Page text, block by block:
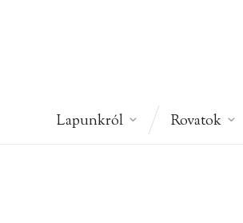
Lapunkról Rovatok